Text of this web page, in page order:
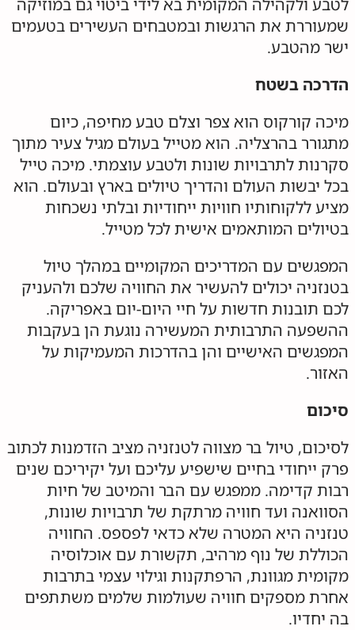
שמעוררת את הרגשות ובמטבחים העשירים בטעמים
ישר מהטבע.
הדרכה בשטח
מיכה קורקוס הוא צפר וצלם טבע מחיפה, כיום
מתגורר בהרצליה. הוא מטייל בעולם מגיל צעיר מתוך
סקרנות לתרבויות שונות ולטבע עוצמתי. מיכה טייל
בכל יבשות העולם והדריך טיולים בארץ ובעולם. הוא
מציע ללקוחותיו חוויות ייחודיות ובלתי נשכחות
בטיולים המותאמים אישית לכל מטייל.
המפגשים עם המדריכים המקומיים במהלך טיול
בטנזניה יכולים להעשיר את החוויה שלכם ולהעניק
לכם תובנות חדשות על חיי היום-יום באפריקה.
ההשפעה התרבותית המעשירה נוגעת הן בעקבות
המפגשים האישיים והן בהדרכות המעמיקות על
האזור.
סיכום
לסיכום, טיול בר מצווה לטנזניה מציב הזדמנות לכתוב
פרק ייחודי בחיים שישפיע עליכם ועל יקיריכם שנים
רבות קדימה. ממפגש עם הבר והמיטב של חיות
הסוואנה ועד חוויה מרתקת של תרבויות שונות,
טנזניה היא המטרה שלא כדאי לפספס. החוויה
הכוללת של נוף מרהיב, תקשורת עם אוכלוסיה
מקומית מגוונת, הרפתקנות וגילוי עצמי בתרבות
אחרת מספקים חוויה שעולמות שלמים משתתפים
בה יחדיו.